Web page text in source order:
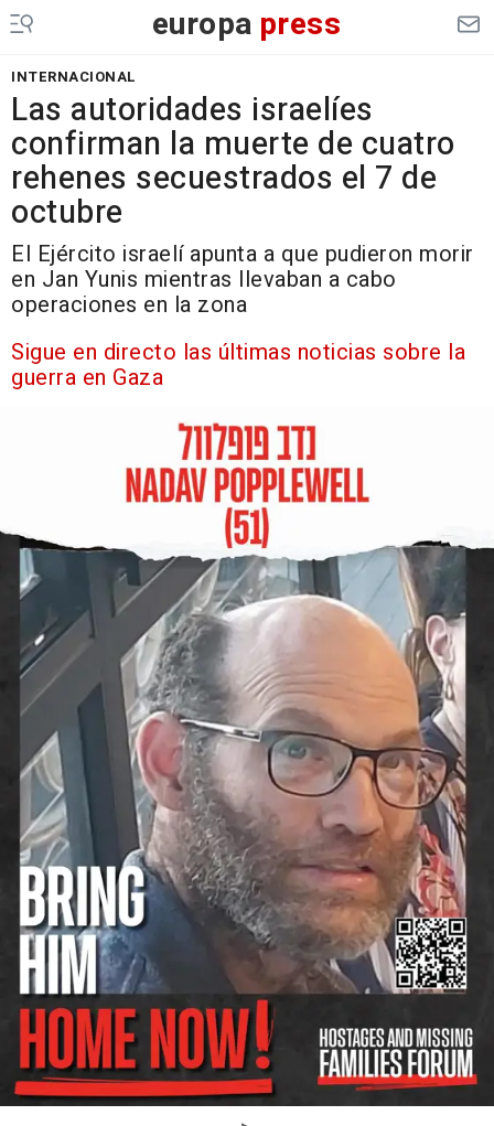
europa press
INTERNACIONAL
Las autoridades israelíes
confirman la muerte de cuatro
rehenes secuestrados el 7 de
octubre
El Ejército israelí apunta a que pudieron morir
en Jan Yunis mientras llevaban a cabo
operaciones en la zona
Sigue en directo las últimas noticias sobre la
guerra en Gaza